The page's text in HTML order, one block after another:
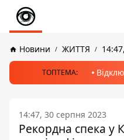
Новини ЖИТТЯ
ТОПТЕМА:
14:47, 30 серпня 2023
Рекордна спека у